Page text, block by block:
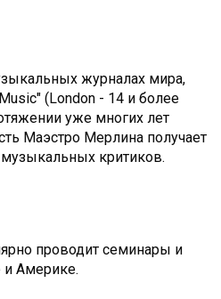
журналах мира,
(London - 14 и более
уже многих лет
Маэстро Мерлина получает
критиков.
проводит семинары и
и Америке.